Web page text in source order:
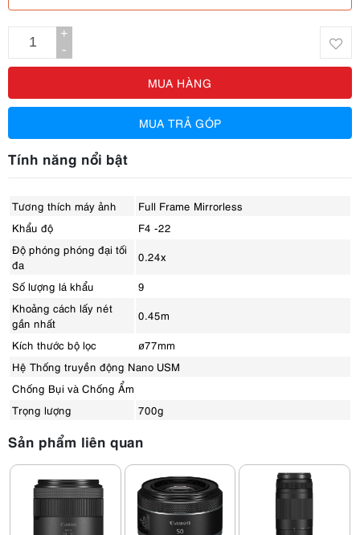
+
-
MUA HÀNG
MUA TRẢ GÓP
Tính năng nổi bật
Tương thích máy ảnh
Full Frame Mirrorless
Khẩu độ
F4 -22
Độ phóng phóng đại tối
đa
0.24x
Số lượng lá khẩu
9
Khoảng cách lấy nét
gần nhất
0.45m
Kích thước bộ lọc
ø77mm
Hệ Thống truyền động Nano USM
Chống Bụi và Chống Ẩm
Trọng lượng
700g
Sản phẩm liên quan